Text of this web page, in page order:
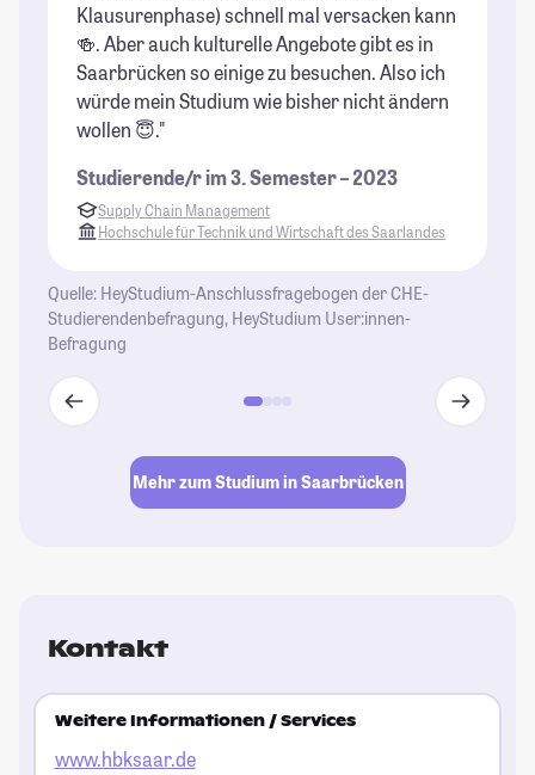
Klausurenphase) schnell mal versacken kann
🍻. Aber auch kulturelle Angebote gibt es in
Saarbrücken so einige zu besuchen. Also ich
würde mein Studium wie bisher nicht ändern
wollen 😇."
Studierende/r im 3. Semester – 2023
Supply Chain Management
Hochschule für Technik und Wirtschaft des Saarlandes
Quelle: HeyStudium-Anschlussfragebogen der CHE-
Studierendenbefragung, HeyStudium User:innen-
Befragung
Mehr zum Studium in Saarbrücken
Kontakt
Weitere Informationen / Services
www.hbksaar.de